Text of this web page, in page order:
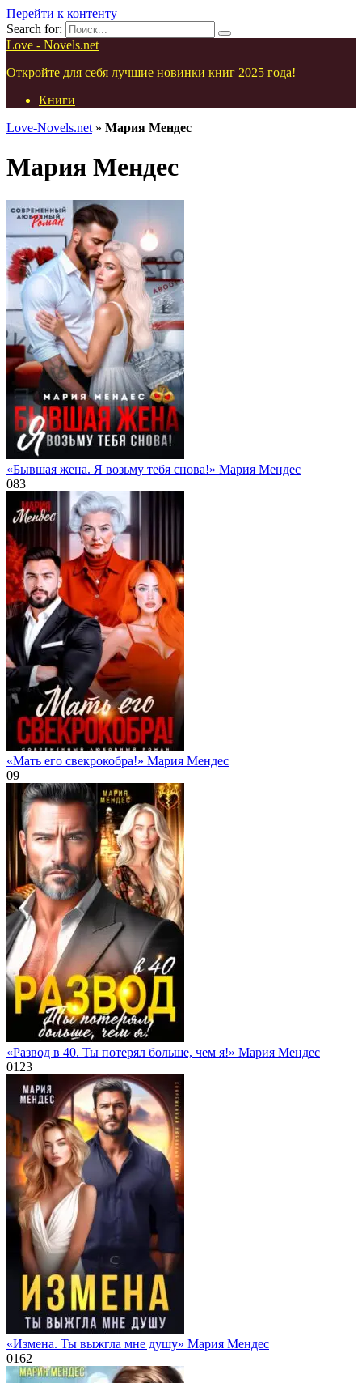
Перейти к контенту
Search for:
Love - Novels.net
Откройте для себя лучшие новинки книг 2025 года!
Книги
Love-Novels.net » Мария Мендес
Мария Мендес
«Бывшая жена. Я возьму тебя снова!» Мария Мендес
083
«Мать его свекрокобра!» Мария Мендес
09
«Развод в 40. Ты потерял больше, чем я!» Мария Мендес
0123
«Измена. Ты выжгла мне душу» Мария Мендес
0162